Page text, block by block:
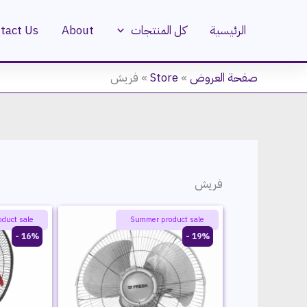
الرئيسية كل المنتجات About
Us
صفحة العروض »
Store
» فريش
فريش
19% -
ayatie 🌻 offers
Summer product sale
16% -
offers
sale